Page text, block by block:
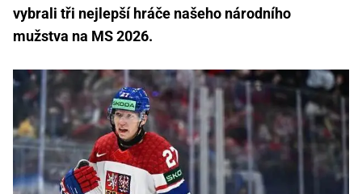
vybrali tři nejlepší hráče našeho národního
mužstva na MS 2026.